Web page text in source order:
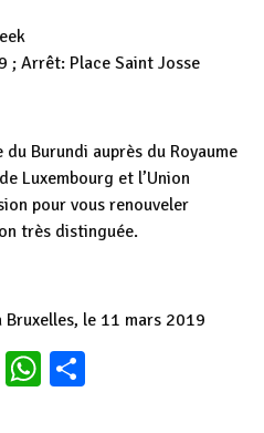
Place Saint Josse
du Burundi auprès du Royaume
Luxembourg et l’Union
pour vous renouveler
très distinguée.
11 mars 2019
PrintWhatsApp